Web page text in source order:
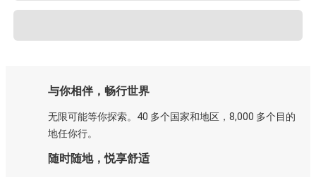
与你相伴，畅行世界
无限可能等你探索。40 多个国家和地区，8,000 多个目的
地任你行。
随时随地，悦享舒适